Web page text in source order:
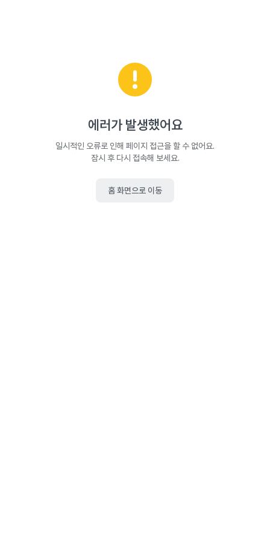
에러가 발생했어요
일시적인 오류로 인해 페이지 접근을 할 수 없어요.
잠시 후 다시 접속해 보세요.
홈 화면으로 이동